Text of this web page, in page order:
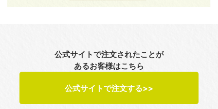
公式サイトで注文されたことが
あるお客様はこちら
公式サイトで注文する>>